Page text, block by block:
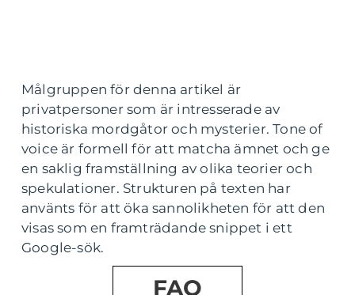
Målgruppen för denna artikel är
privatpersoner som är intresserade av
historiska mordgåtor och mysterier. Tone of
voice är formell för att matcha ämnet och ge
en saklig framställning av olika teorier och
spekulationer. Strukturen på texten har
använts för att öka sannolikheten för att den
visas som en framträdande snippet i ett
Google-sök.
FAQ